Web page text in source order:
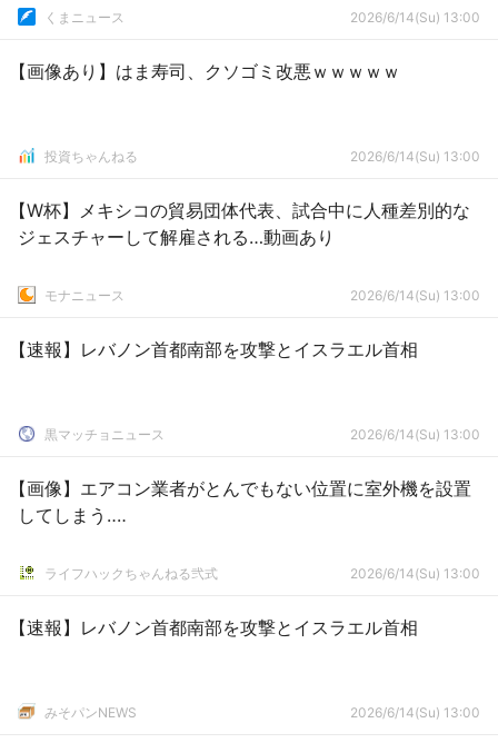
くまニュース 2026/6/14(Su) 13:00
【画像あり】はま寿司、クソゴミ改悪ｗｗｗｗｗ
投資ちゃんねる 2026/6/14(Su) 13:00
【W杯】メキシコの貿易団体代表、試合中に人種差別的な
ジェスチャーして解雇される…動画あり
モナニュース 2026/6/14(Su) 13:00
【速報】レバノン首都南部を攻撃とイスラエル首相
黒マッチョニュース 2026/6/14(Su) 13:00
【画像】エアコン業者がとんでもない位置に室外機を設置
してしまう‥‥
ライフハックちゃんねる弐式 2026/6/14(Su) 13:00
【速報】レバノン首都南部を攻撃とイスラエル首相
みそパンNEWS 2026/6/14(Su) 13:00